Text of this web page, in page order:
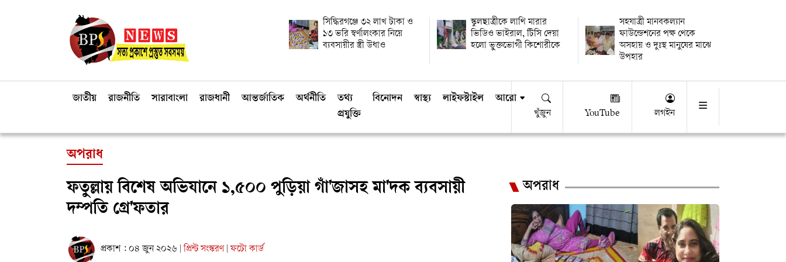
সিদ্ধিরগঞ্জে ৩২ লাখ টাকা ও
১৩ ভরি স্বর্ণালংকার নিয়ে
ব্যবসায়ীর স্ত্রী উধাও
স্কুলছাত্রীকে লাথি মারার
ভিডিও ভাইরাল, টিসি দেয়া
হলো ভুক্তভোগী কিশোরীকে
সহযাত্রী মানবকল্যান
ফাউন্ডেশনের পক্ষ থেকে
অসহায় ও দুঃস্থ মানুষের মাঝে
উপহার
জাতীয় রাজনীতি সারাবাংলা রাজধানী আন্তর্জাতিক অর্থনীতি
তথ্য
প্রযুক্তি
বিনোদন স্বাস্থ্য লাইফস্টাইল আরো
খুঁজুন YouTube লগইন
অপরাধ
ফতুল্লায় বিশেষ অভিযানে ১,৫০০ পুড়িয়া গাঁ'জাসহ মা'দক ব্যবসায়ী
দম্পতি গ্রে'ফতার
প্রকাশ : ০৪ জুন ২০২৬ প্রিন্ট সংস্করণ ফটো কার্ড
অপরাধ